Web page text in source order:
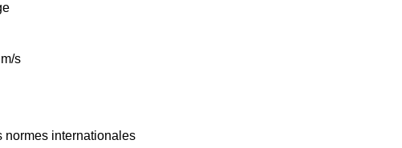
s
normes internationales